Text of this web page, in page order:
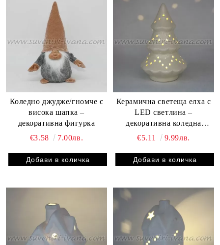
Коледно джудже/гномче с
висока шапка –
декоративна фигурка
€3.58
7.00лв.
Керамична светеща елха с
LED светлина –
декоративна коледна
фигурка
€5.11 9.99лв.